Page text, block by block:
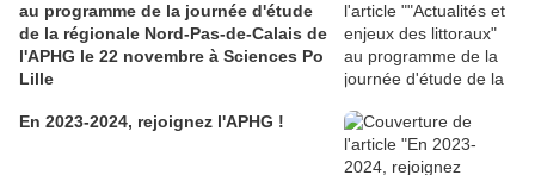
au programme de la journée d'étude
de la régionale Nord-Pas-de-Calais de
l'APHG le 22 novembre à Sciences Po
Lille
En 2023-2024, rejoignez l'APHG !